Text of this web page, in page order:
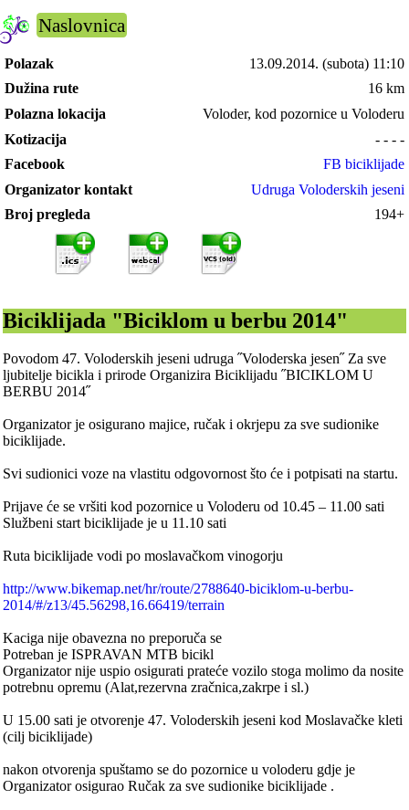
Naslovnica
Polazak 13.09.2014. (subota) 11:10
Dužina rute
16 km
Polazna lokacija
Voloder, kod pozornice u Voloderu
Kotizacija
- - - -
Facebook
FB biciklijade
Organizator kontakt
Udruga Voloderskih jeseni
Broj pregleda
194+
Biciklijada "Biciklom u berbu 2014"
Povodom 47. Voloderskih jeseni udruga ˝Voloderska jesen˝ Za sve
ljubitelje bicikla i prirode Organizira Biciklijadu ˝BICIKLOM U
BERBU 2014˝
Organizator je osigurano majice, ručak i okrjepu za sve sudionike
biciklijade.
Svi sudionici voze na vlastitu odgovornost što će i potpisati na startu.
Prijave će se vršiti kod pozornice u Voloderu od 10.45 – 11.00 sati
Službeni start biciklijade je u 11.10 sati
Ruta biciklijade vodi po moslavačkom vinogorju
http://www.bikemap.net/hr/route/2788640-biciklom-u-berbu-
2014/#/z13/45.56298,16.66419/terrain
Kaciga nije obavezna no preporuča se
Potreban je ISPRAVAN MTB bicikl
Organizator nije uspio osigurati prateće vozilo stoga molimo da nosite
potrebnu opremu (Alat,rezervna zračnica,zakrpe i sl.)
U 15.00 sati je otvorenje 47. Voloderskih jeseni kod Moslavačke kleti
(cilj biciklijade)
nakon otvorenja spuštamo se do pozornice u voloderu gdje je
Organizator osigurao Ručak za sve sudionike biciklijade .